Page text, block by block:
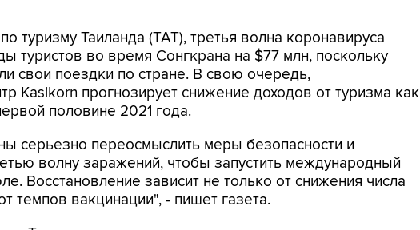
туризму Таиланда (ТАТ), третья волна коронавируса
туристов во время Сонгкрана на $77 млн, поскольку
свои поездки по стране. В свою очередь,
Kasikorn прогнозирует снижение доходов от туризма как
половине 2021 года.
серьезно переосмыслить меры безопасности и
волну заражений, чтобы запустить международный
Восстановление зависит не только от снижения числа
темпов вакцинации", - пишет газета.